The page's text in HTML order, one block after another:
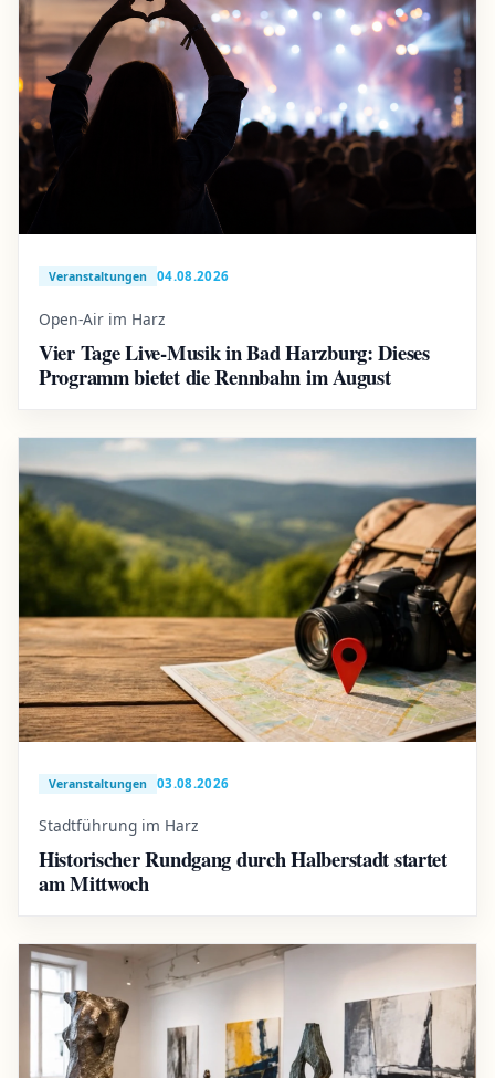
Veranstaltungen 04.08.2026
Open-Air im Harz
Vier Tage Live-Musik in Bad Harzburg: Dieses
Programm bietet die Rennbahn im August
Veranstaltungen 03.08.2026
Stadtführung im Harz
Historischer Rundgang durch Halberstadt startet
am Mittwoch